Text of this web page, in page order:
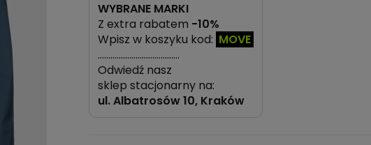
WYBRANE MARKI
Z extra rabatem -10%
Wpisz w koszyku kod: MOVE
…………………………………
Odwiedź nasz
sklep stacjonarny na:
ul.Albatrosów 10, Kraków